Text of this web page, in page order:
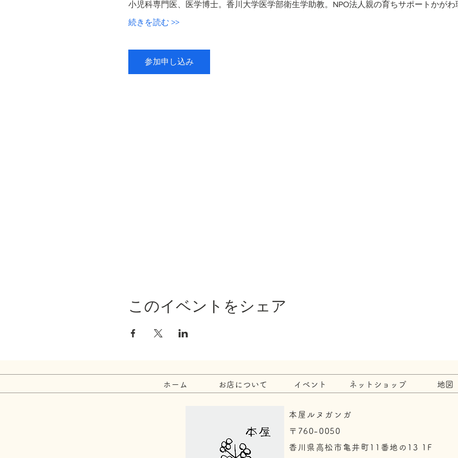
小児科専門医、医学博士。香川大学医学部衛生学助教。NPO法人親の育ちサポートかがわ
続きを読む >>
参加申し込み
このイベントをシェア
ホーム お店について イベント ネットショップ 地図
本屋ルヌガンガ
〒760-0050​
香川県高松市亀井町11番地の13 1F